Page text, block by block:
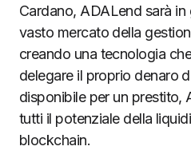
Cardano, ADALend sarà
vasto mercato della
creando una tecnologia
delegare il proprio denaro
disponibile per un prestito,
tutti il potenziale della
blockchain.